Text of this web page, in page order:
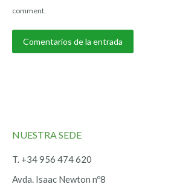
comment.
Comentarios de la entrada
NUESTRA SEDE
T. +34 956 474 620
Avda. Isaac Newton nº8